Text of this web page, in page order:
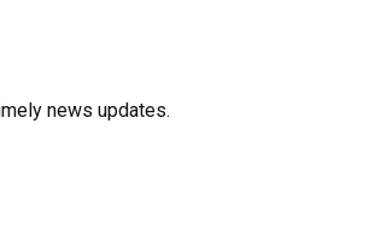
news updates.